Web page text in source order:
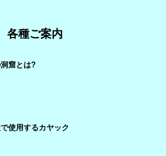
各種ご案内
窟とは?
使用するカヤック